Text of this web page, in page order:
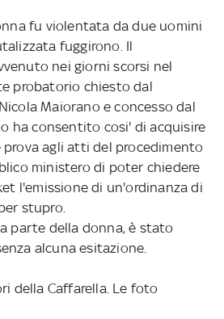
fu violentata da due uomini
fuggirono. Il
nei giorni scorsi nel
probatorio chiesto dal
Maiorano e concesso dal
ha consentito cosi' di acquisire
prova agli atti del procedimento
ministero di poter chiedere
l'emissione di un'ordinanza di
stupro.
parte della donna, è stato
alcuna esitazione.
della Caffarella. Le foto